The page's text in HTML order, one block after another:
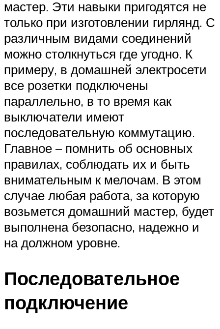
мастер. Эти навыки пригодятся не
только при изготовлении гирлянд. С
различным видами соединений
можно столкнуться где угодно. К
примеру, в домашней электросети
все розетки подключены
параллельно, в то время как
выключатели имеют
последовательную коммутацию.
Главное – помнить об основных
правилах, соблюдать их и быть
внимательным к мелочам. В этом
случае любая работа, за которую
возьмется домашний мастер, будет
выполнена безопасно, надежно и
на должном уровне.
Последовательное
подключение